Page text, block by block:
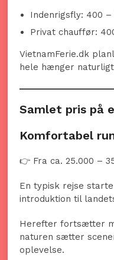
Indenrigsfly: 400 –
Privat chauffør:
VietnamFerie.dk
hele hænger
Samlet pris på
Komfortabel
👉 Fra ca. 25.000 –
En typisk rejse
introduktion til
Herefter fortsætter
naturen sætter
oplevelse.